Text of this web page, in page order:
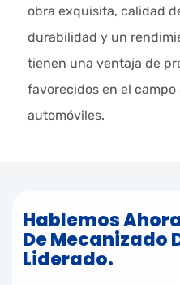
obra exquisita, calidad
durabilidad y un
tienen una ventaja de
favorecidos en el
automóviles.
Hablemos
De Mecanizado
Liderado.